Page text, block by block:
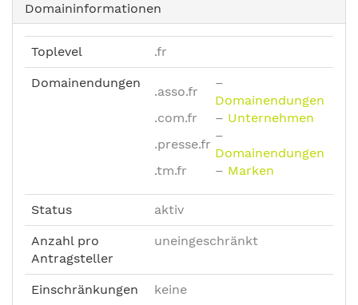
Domaininformationen
Toplevel .fr
Domainendungen
.asso.fr
–
Domainendungen
.com.fr
– Unternehmen
.presse.fr
–
Domainendungen
.tm.fr
– Marken
Status aktiv
Anzahl pro
Antragsteller
uneingeschränkt
Einschränkungen keine